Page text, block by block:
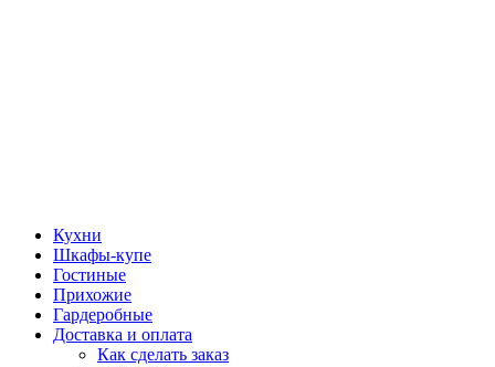
Кухни
Шкафы-купе
Гостиные
Прихожие
Гардеробные
Доставка и оплата
Как сделать заказ